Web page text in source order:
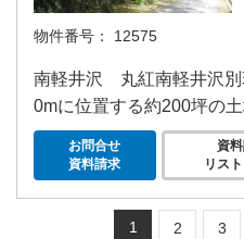
物件番号： 12575
南軽井沢 丸紅南軽井沢
0mに位置する約200坪の
お問合せ
資料請求
資
リス
1 2 3